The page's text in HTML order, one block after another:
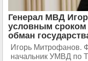
Генерал МВД
условным сроком
обман
Игорь Митрофанов.
начальник УМВД по